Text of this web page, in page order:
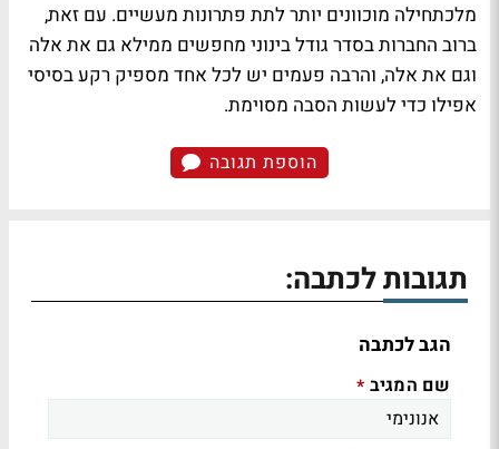
מלכתחילה מוכוונים יותר לתת פתרונות מעשיים. עם זאת,
ברוב החברות בסדר גודל בינוני מחפשים ממילא גם את אלה
וגם את אלה, והרבה פעמים יש לכל אחד מספיק רקע בסיסי
אפילו כדי לעשות הסבה מסוימת.
הוספת תגובה
תגובות לכתבה:
הגב לכתבה
שם המגיב *